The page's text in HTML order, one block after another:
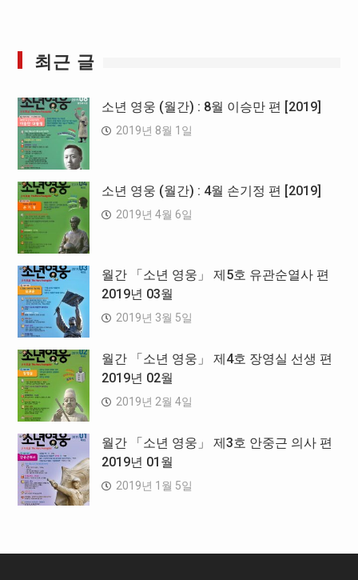
최근 글
소년 영웅 (월간) : 8월 이승만 편 [2019]
2019년 8월 1일
소년 영웅 (월간) : 4월 손기정 편 [2019]
2019년 4월 6일
월간 「소년 영웅」 제5호 유관순열사 편
2019년 03월
2019년 3월 5일
월간 「소년 영웅」 제4호 장영실 선생 편
2019년 02월
2019년 2월 4일
월간 「소년 영웅」 제3호 안중근 의사 편
2019년 01월
2019년 1월 5일